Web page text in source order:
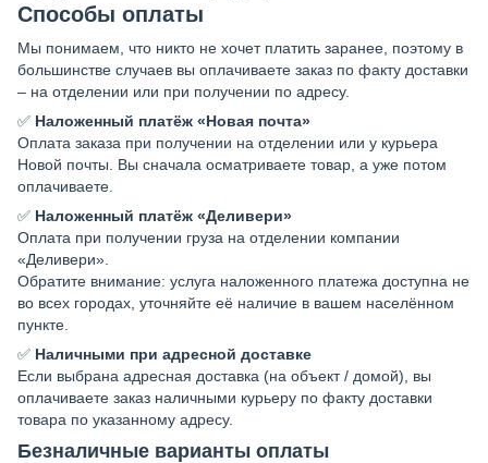
Способы оплаты
Мы понимаем, что никто не хочет платить заранее, поэтому в
большинстве случаев вы оплачиваете заказ по факту доставки
– на отделении или при получении по адресу.
✅ Наложенный платёж «Новая почта»
Оплата заказа при получении на отделении или у курьера
Новой почты. Вы сначала осматриваете товар, а уже потом
оплачиваете.
✅ Наложенный платёж «Деливери»
Оплата при получении груза на отделении компании
«Деливери».
Обратите внимание: услуга наложенного платежа доступна не
во всех городах, уточняйте её наличие в вашем населённом
пункте.
✅ Наличными при адресной доставке
Если выбрана адресная доставка (на объект / домой), вы
оплачиваете заказ наличными курьеру по факту доставки
товара по указанному адресу.
Безналичные варианты оплаты